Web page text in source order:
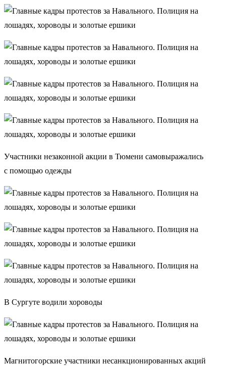
Участники незаконной акции в Тюмени самовыражались
с помощью одежды
В Сургуте водили хороводы
Магнитогорские участники несанкционированных акций